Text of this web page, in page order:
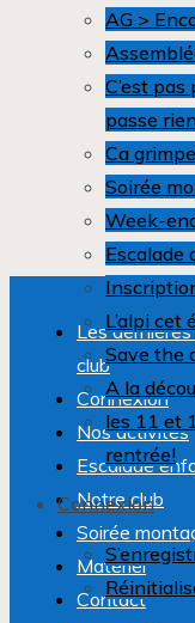
AG >
C’est pas
passe
Ca
Soirée
Week-
Escalade
L’alpi cet
Save the
A la
les 11 et
rentrée!
Connexion
Les
club
Connexion
Nos activités
Escalade
Notre club
Soirée
Matériel
Contact